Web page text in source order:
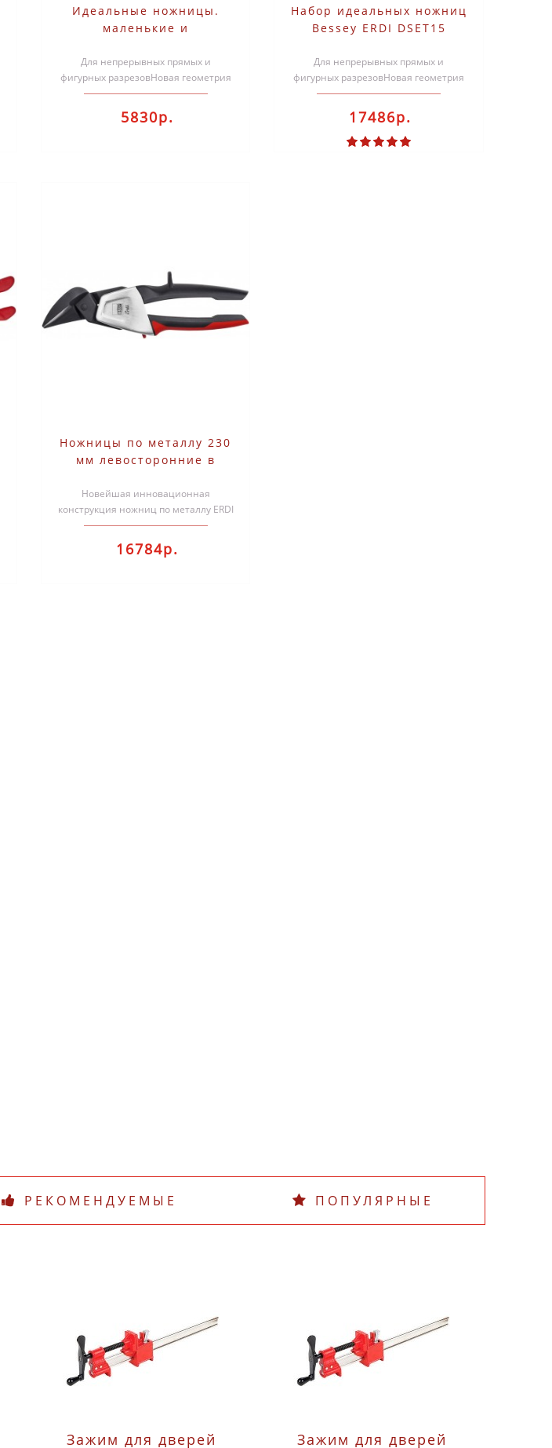
Идеальные ножницы.
маленькие и
ERDI D15AL
Для непрерывных прямых и
фигурных разрезовНовая геометрия
режущей головки обеспечивает
исключительно..
5830р.
Набор идеальных ножниц
Bessey ERDI DSET15
Для непрерывных прямых и
фигурных разрезовНовая геометрия
режущей головки обеспечивает
исключительно..
17486р.
Ножницы по металлу 230
мм левосторонние в
Bessey ERDI D39ASSL-SB
Новейшая инновационная
конструкция ножниц по металлу ERDI
Bessey D39ASS позволяет
производить резку ..
16784р.
РЕКОМЕНДУЕМЫЕ ПОПУЛЯРНЫЕ
Зажим для дверей
Зажим для дверей